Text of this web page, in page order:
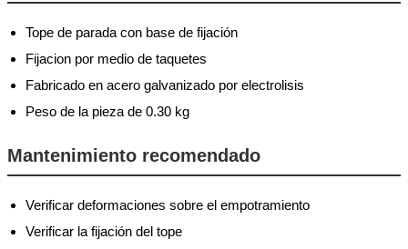
Tope de parada con base de fijación
Fijacion por medio de taquetes
Fabricado en acero galvanizado por electrolisis
Peso de la pieza de 0.30 kg
Mantenimiento recomendado
Verificar deformaciones sobre el empotramiento
Verificar la fijación del tope